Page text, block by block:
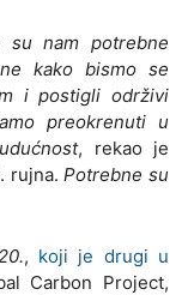
nam potrebne
kako bismo se
i postigli održivi
preokrenuti u
, rekao je
rujna.Potrebne su
, koji je drugi u
Carbon Project,